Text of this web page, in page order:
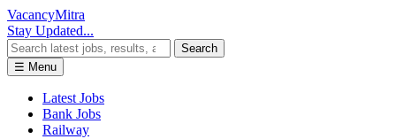
VacancyMitra
Stay Updated...
Search
☰ Menu
Latest Jobs
Bank Jobs
Railway